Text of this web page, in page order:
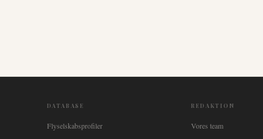
DATABASE
Flyselskabsprofiler
REDAKTION
Vores team